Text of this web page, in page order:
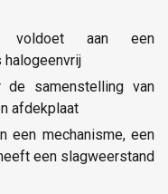
voldoet aan een
halogeenvrij
de samenstelling van
afdekplaat
een mechanisme, een
een slagweerstand